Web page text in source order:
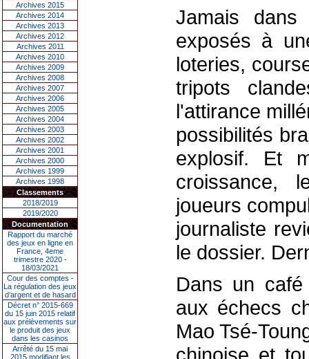
Archives 2015
Archives 2014
Archives 2013
Archives 2012
Archives 2011
Archives 2010
Archives 2009
Archives 2008
Archives 2007
Archives 2006
Archives 2005
Archives 2004
Archives 2003
Archives 2002
Archives 2001
Archives 2000
Archives 1999
Archives 1998
Classements
2018/2019
2019/2020
Documentation
Rapport du marché
des jeux en ligne en
France, 4eme
trimestre 2020 -
18/03/2021
Cour des comptes -
La régulation des jeux
d’argent et de hasard
Décret n° 2015-669
du 15 juin 2015 relatif
aux prélèvements sur
le produit des jeux
dans les casinos
Arrêté du 15 mai
2015 modifiant les
Jamais
exposés à
loteries,
tripots
l'attirance
possibilités
explosif. Et
croissance,
joueurs
journaliste
le dossier.
Dans un
aux échecs
Mao Tsé-